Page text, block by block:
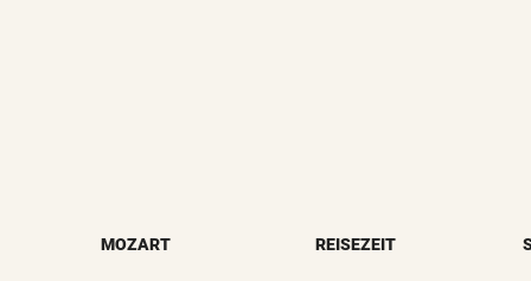
MOZART REISEZEIT